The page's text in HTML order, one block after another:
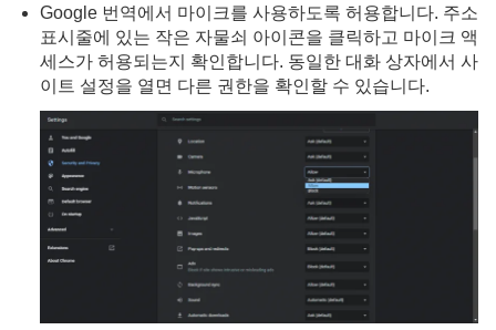
Google 번역에서 마이크를 사용하도록 허용합니다. 주소
표시줄에 있는 작은 자물쇠 아이콘을 클릭하고 마이크 액
세스가 허용되는지 확인합니다. 동일한 대화 상자에서 사
이트 설정을 열면 다른 권한을 확인할 수 있습니다.